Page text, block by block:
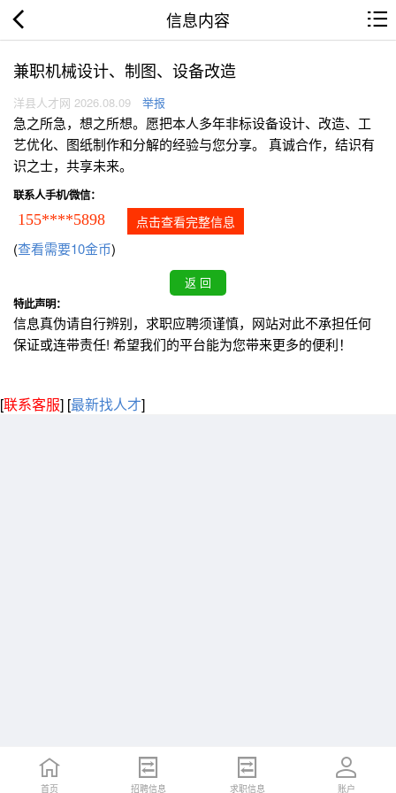
信息内容
兼职机械设计、制图、设备改造
洋县人才网 2026.08.09 举报
急之所急，想之所想。愿把本人多年非标设备设计、改造、工
艺优化、图纸制作和分解的经验与您分享。 真诚合作，结识有
识之士，共享未来。
联系人手机/微信：
155****5898 点击查看完整信息
(查看需要10金币)
特此声明：
信息真伪请自行辨别，求职应聘须谨慎，网站对此不承担任何
保证或连带责任! 希望我们的平台能为您带来更多的便利！
[联系客服] [最新找人才]
首页 招聘信息 求职信息 账户